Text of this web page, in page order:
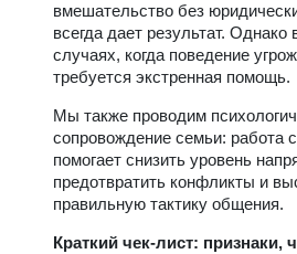
вмешательство без
всегда дает результат. Однако
случаях, когда поведение
требуется экстренная помощь.
Мы также проводим
сопровождение семьи: работа
помогает снизить уровень
предотвратить конфликты и
правильную тактику общения.
Краткий чек-лист: признаки,